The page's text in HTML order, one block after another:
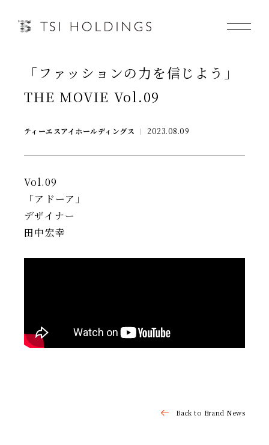
Information
Brand News
Our Purpose
Sustainability
Foreign Investor
「ファッションの力を信じよう」
THE MOVIE Vol.09
ティーエスアイホールディングス 2023.08.09
Vol.09
「アドーア」
デザイナー
田中宏幸
Back to Brand News